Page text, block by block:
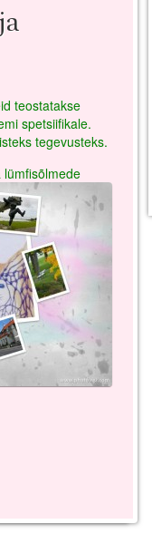
teostatakse
spetsiifikale.
tegevusteks.